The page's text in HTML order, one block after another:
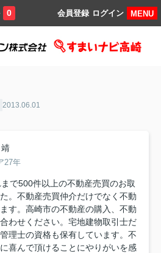
0 MENU
ログイン
会員登録
2013.06.01
27年
で500件以上の不動産売買のお取
。不動産売買仲介だけでなく不動
す。高崎市の不動産の購入、不動
わせください。宅地建物取引士だ
理士の資格も保有しています。不
喜んで頂けることにやりがいを感